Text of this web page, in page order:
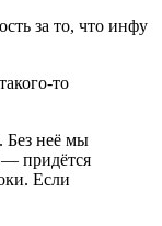
за то, что инфу
то
Без неё мы
— придётся
Если